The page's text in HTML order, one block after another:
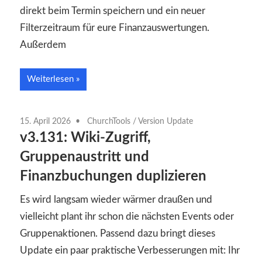
direkt beim Termin speichern und ein neuer
Filterzeitraum für eure Finanzauswertungen.
Außerdem
Weiterlesen
15. April 2026 ChurchTools / Version Update
v3.131: Wiki-Zugriff,
Gruppenaustritt und
Finanzbuchungen duplizieren
Es wird langsam wieder wärmer draußen und
vielleicht plant ihr schon die nächsten Events oder
Gruppenaktionen. Passend dazu bringt dieses
Update ein paar praktische Verbesserungen mit: Ihr